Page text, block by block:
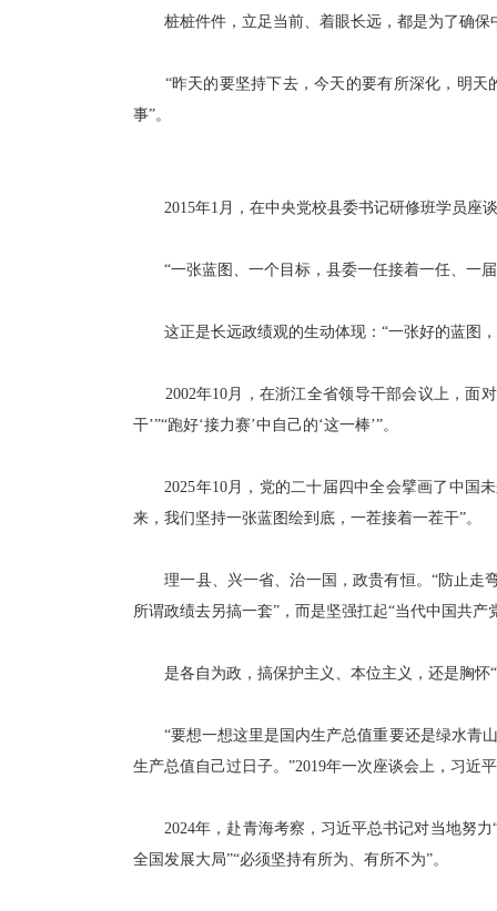
桩桩件件，立足当前、着眼长远，都是为了确保
“昨天的要坚持下去，今天的要有所深化，明天
事”。
2015年1月，在中央党校县委书记研修班学员座
“一张蓝图、一个目标，县委一任接着一任、一届
这正是长远政绩观的生动体现：“一张好的蓝图，
2002年10月，在浙江全省领导干部会议上，面对
干’”“跑好‘接力赛’中自己的‘这一棒’”。
2025年10月，党的二十届四中全会擘画了中国未
来，我们坚持一张蓝图绘到底，一茬接着一茬干”。
理一县、兴一省、治一国，政贵有恒。“防止走弯
所谓政绩去另搞一套”，而是坚强扛起“当代中国共产
是各自为政，搞保护主义、本位主义，还是胸怀“
“要想一想这里是国内生产总值重要还是绿水青山
生产总值自己过日子。”2019年一次座谈会上，习近
2024年，赴青海考察，习近平总书记对当地努力“
全国发展大局”“必须坚持有所为、有所不为”。